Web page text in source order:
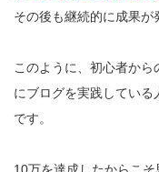
その後も継続的に成果が
このように、初心者か
にブログを実践してい
です。